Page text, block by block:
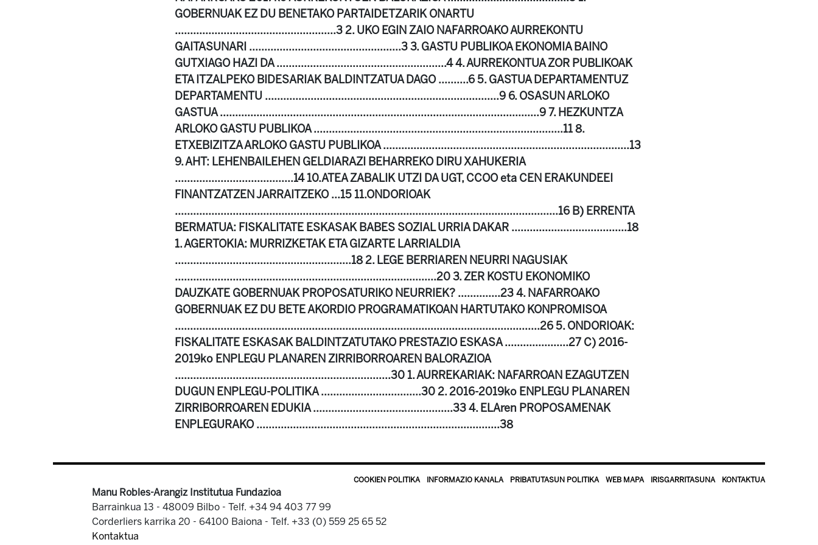
GOBERNUAK EZ DU BENETAKO PARTAIDETZARIK ONARTU
.....................................................3 2. UKO EGIN ZAIO NAFARROAKO AURREKONTU
GAITASUNARI ..................................................3 3. GASTU PUBLIKOA EKONOMIA BAINO
GUTXIAGO HAZI DA ........................................................4 4. AURREKONTUA ZOR PUBLIKOAK
ETA ITZALPEKO BIDESARIAK BALDINTZATUA DAGO ..........6 5. GASTUA DEPARTAMENTUZ
DEPARTAMENTU .............................................................................9 6. OSASUN ARLOKO
GASTUA .........................................................................................................9 7. HEZKUNTZA
ARLOKO GASTU PUBLIKOA ..................................................................................11 8.
ETXEBIZITZA ARLOKO GASTU PUBLIKOA .................................................................................13
9. AHT: LEHENBAILEHEN GELDIARAZI BEHARREKO DIRU XAHUKERIA
.......................................14 10.ATEA ZABALIK UTZI DA UGT, CCOO eta CEN ERAKUNDEEI
FINANTZATZEN JARRAITZEKO ...15 11.ONDORIOAK
..............................................................................................................................16 B) ERRENTA
BERMATUA: FISKALITATE ESKASAK BABES SOZIAL URRIA DAKAR ......................................18
1. AGERTOKIA: MURRIZKETAK ETA GIZARTE LARRIALDIA
..........................................................18 2. LEGE BERRIAREN NEURRI NAGUSIAK
......................................................................................20 3. ZER KOSTU EKONOMIKO
DAUZKATE GOBERNUAK PROPOSATURIKO NEURRIEK? ..............23 4. NAFARROAKO
GOBERNUAK EZ DU BETE AKORDIO PROGRAMATIKOAN HARTUTAKO KONPROMISOA
........................................................................................................................26 5. ONDORIOAK:
FISKALITATE ESKASAK BALDINTZATUTAKO PRESTAZIO ESKASA .....................27 C) 2016-
2019ko ENPLEGU PLANAREN ZIRRIBORROAREN BALORAZIOA
.......................................................................30 1. AURREKARIAK: NAFARROAN EZAGUTZEN
DUGUN ENPLEGU-POLITIKA .................................30 2. 2016-2019ko ENPLEGU PLANAREN
ZIRRIBORROAREN EDUKIA ..............................................33 4. ELAren PROPOSAMENAK
ENPLEGURAKO ................................................................................38
COOKIEN POLITIKA INFORMAZIO KANALA PRIBATUTASUN POLITIKA WEB MAPA IRISGARRITASUNA KONTAKTUA
Manu Robles-Arangiz Institutua Fundazioa
Barrainkua 13 - 48009 Bilbo - Telf. +34 94 403 77 99
Corderliers karrika 20 - 64100 Baiona - Telf. +33 (0) 559 25 65 52
Kontaktua